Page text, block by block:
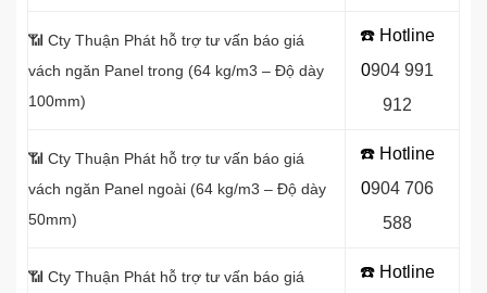
📶 Cty Thuận Phát hỗ trợ tư vấn báo giá
vách ngăn Panel trong (64 kg/m3 – Độ dày
100mm)
☎️ Hotline
0904 991
912
📶 Cty Thuận Phát hỗ trợ tư vấn báo giá
vách ngăn Panel ngoài (64 kg/m3 – Độ dày
50mm)
☎️ Hotline
0904 706
588
📶 Cty Thuận Phát hỗ trợ tư vấn báo giá
☎️ Hotline